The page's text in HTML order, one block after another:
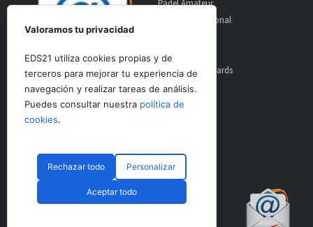
Pádel Amateur
Pádel Internacional
Material
World Padel Awards
Contacto
Publicidad
© CopyRight 2024 PadelSpain
Valoramos tu privacidad
EDS21 utiliza cookies propias y de
terceros para mejorar tu experiencia de
navegación y realizar tareas de análisis.
Puedes consultar nuestra política de
cookies.
Rechazar todo Personalizar
Aceptar todo